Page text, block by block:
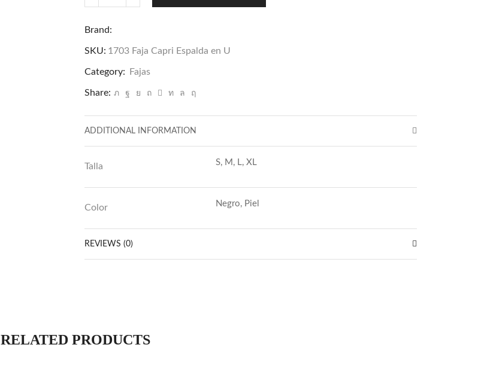
Espalda
U
quantity
Brand:
SKU: 1703 Faja Capri Espalda en U
Category: Fajas
Share:
ADDITIONAL INFORMATION
Talla S, M, L, XL
Color Negro, Piel
REVIEWS (0)
RELATED PRODUCTS